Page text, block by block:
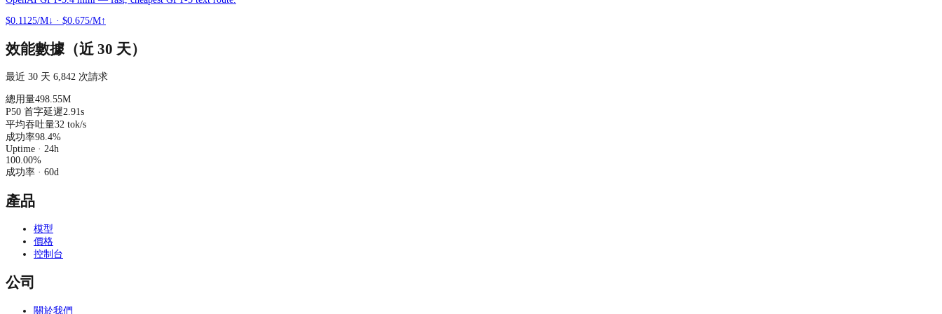
$0.1125/M↓ · $0.675/M↑
效能數據（近 30 天）
最近 30 天 6,842 次請求
總用量498.55M
P50 首字延遲2.91s
平均吞吐量32 tok/s
成功率98.4%
Uptime · 24h
100.00%
成功率 · 60d
產品
模型
價格
控制台
公司
關於我們